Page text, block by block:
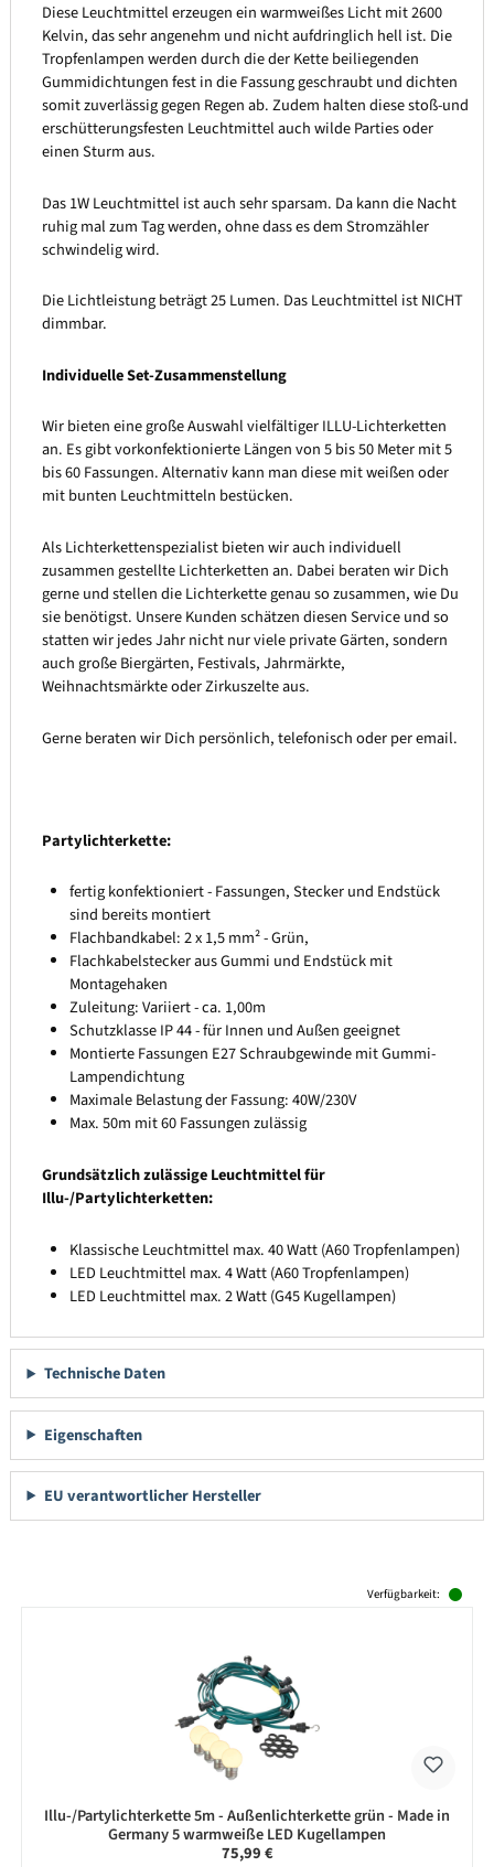
Diese Leuchtmittel erzeugen ein warmweißes Licht mit 2600
Kelvin, das sehr angenehm und nicht aufdringlich hell ist. Die
Tropfenlampen werden durch die der Kette beiliegenden
Gummidichtungen fest in die Fassung geschraubt und dichten
somit zuverlässig gegen Regen ab. Zudem halten diese stoß-und
erschütterungsfesten Leuchtmittel auch wilde Parties oder
einen Sturm aus.
Das 1W Leuchtmittel ist auch sehr sparsam. Da kann die Nacht
ruhig mal zum Tag werden, ohne dass es dem Stromzähler
schwindelig wird.
Die Lichtleistung beträgt 25 Lumen. Das Leuchtmittel ist NICHT
dimmbar.
Individuelle Set-Zusammenstellung
Wir bieten eine große Auswahl vielfältiger ILLU-Lichterketten
an. Es gibt vorkonfektionierte Längen von 5 bis 50 Meter mit 5
bis 60 Fassungen. Alternativ kann man diese mit weißen oder
mit bunten Leuchtmitteln bestücken.
Als Lichterkettenspezialist bieten wir auch individuell
zusammen gestellte Lichterketten an. Dabei beraten wir Dich
gerne und stellen die Lichterkette genau so zusammen, wie Du
sie benötigst. Unsere Kunden schätzen diesen Service und so
statten wir jedes Jahr nicht nur viele private Gärten, sondern
auch große Biergärten, Festivals, Jahrmärkte,
Weihnachtsmärkte oder Zirkuszelte aus.
Gerne beraten wir Dich persönlich, telefonisch oder per email.
Partylichterkette:
fertig konfektioniert - Fassungen, Stecker und Endstück
sind bereits montiert
Flachbandkabel: 2 x 1,5 mm² - Grün,
Flachkabelstecker aus Gummi und Endstück mit
Montagehaken
Zuleitung: Variiert - ca. 1,00m
Schutzklasse IP 44 - für Innen und Außen geeignet
Montierte Fassungen E27 Schraubgewinde mit Gummi-
Lampendichtung
Maximale Belastung der Fassung: 40W/230V
Max. 50m mit 60 Fassungen zulässig
Grundsätzlich zulässige Leuchtmittel für
Illu-/Partylichterketten:
Klassische Leuchtmittel max. 40 Watt (A60 Tropfenlampen)
LED Leuchtmittel max. 4 Watt (A60 Tropfenlampen)
LED Leuchtmittel max. 2 Watt (G45 Kugellampen)
Technische Daten
Eigenschaften
EU verantwortlicher Hersteller
Verfügbarkeit:
Illu-/Partylichterkette 5m - Außenlichterkette grün - Made in
Germany 5 warmweiße LED Kugellampen
Regulärer Preis:
75,99 €